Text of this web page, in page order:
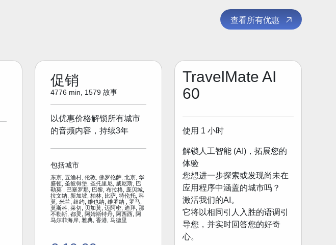
查看所有优惠
促销
4776 min, 1579 故事
以优惠价格解锁所有城市
的音频内容，持续3年
包括城市
东京, 五渔村, 伦敦, 佛罗伦萨, 北京, 华
盛顿, 圣彼得堡, 圣托里尼, 威尼斯, 巴
勒莫 , 巴塞罗那, 巴黎, 布拉格, 庞贝城,
拉文纳, 新加坡, 柏林, 比萨, 特伦托, 科
莫, 米兰, 纽约, 维也纳, 维罗纳 , 罗马,
莫斯科, 莱切, 贝加莫, 迈阿密, 迪拜, 那
不勒斯, 都灵, 阿姆斯特丹, 阿西西, 阿
马尔菲海岸, 雅典, 香港, 马德里
TravelMate AI
60
使用 1 小时
解锁人工智能 (AI)，拓展您的
体验
您想进一步探索或发现尚未在
应用程序中涵盖的城市吗？
激活我们的AI。
它将以相同引人入胜的语调引
导您，并实时回答您的好奇
心。